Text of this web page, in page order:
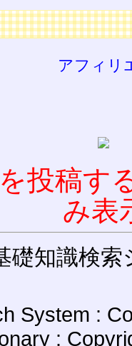
アフィリ
投稿す
み表
礎知識検索
System :
: